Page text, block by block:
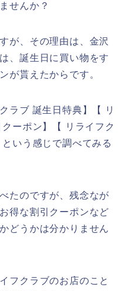
せんか？
が、その理由は、金沢
、誕生日に買い物をす
が貰えたからです。
ラブ 誕生日特典】【 リ
ーポン】【 リライフク
いう感じで調べてみる
たのですが、残念なが
得な割引クーポンなど
どうかは分かりません
フクラブのお店のこと